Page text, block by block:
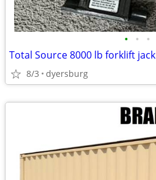
• • •
Total Source 8000 lb forklift jack
8/3 dyersburg